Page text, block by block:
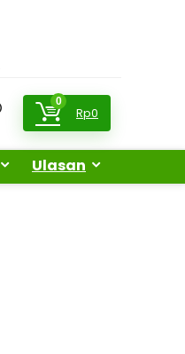
0
Rp0
Ulasan